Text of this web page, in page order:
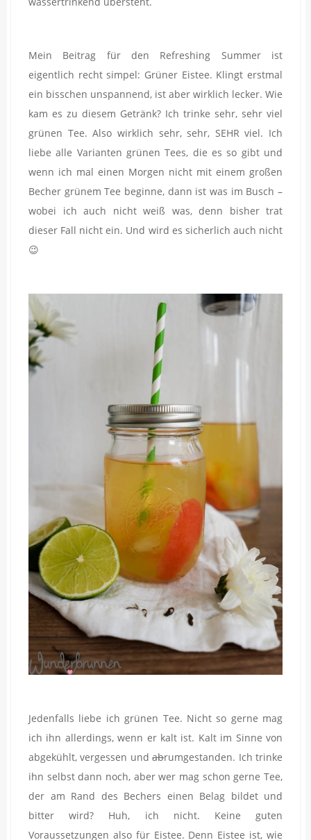
Mein Beitrag für den Refreshing Summer ist
eigentlich recht simpel: Grüner Eistee. Klingt erstmal
ein bisschen unspannend, ist aber wirklich lecker. Wie
kam es zu diesem Getränk? Ich trinke sehr, sehr viel
grünen Tee. Also wirklich sehr, sehr, SEHR viel. Ich
liebe alle Varianten grünen Tees, die es so gibt und
wenn ich mal einen Morgen nicht mit einem großen
Becher grünem Tee beginne, dann ist was im Busch –
wobei ich auch nicht weiß was, denn bisher trat
dieser Fall nicht ein. Und wird es sicherlich auch nicht
😉
Jedenfalls liebe ich grünen Tee. Nicht so gerne mag
ich ihn allerdings, wenn er kalt ist. Kalt im Sinne von
abgekühlt, vergessen undabrumgestanden. Ich trinke
ihn selbst dann noch, aber wer mag schon gerne Tee,
der am Rand des Bechers einen Belag bildet und
bitter wird? Huh, ich nicht. Keine guten
Voraussetzungen also für Eistee. Denn Eistee ist, wie